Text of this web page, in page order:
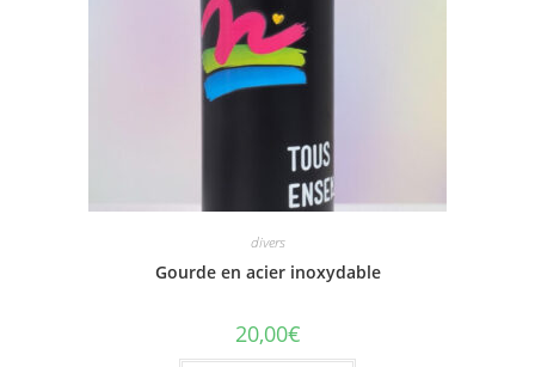
divers
Gourde en acier inoxydable
20,00€